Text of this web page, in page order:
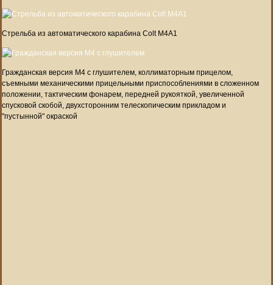
Стрельба из автоматического карабина Colt M4A1
Гражданская версия M4 с глушителем, коллиматорным прицелом,
съемными механическими прицельными приспособлениями в сложенном
положении, тактическим фонарем, передней рукояткой, увеличенной
спусковой скобой, двухсторонним телескопическим прикладом и
"пустынной" окраской